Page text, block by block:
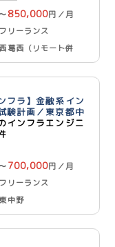
850,000円／月
フリーランス
西葛西（リモート併
）
フラ】金融系イン
験計画／東京都中
インフラエンジニ
700,000円／月
フリーランス
東中野